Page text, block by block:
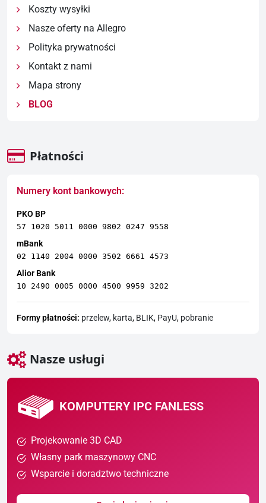
Koszty wysyłki
Nasze oferty na Allegro
Polityka prywatności
Kontakt z nami
Mapa strony
BLOG
Płatności
Numery kont bankowych:
PKO BP
57 1020 5011 0000 9802 0247 9558
mBank
02 1140 2004 0000 3502 6661 4573
Alior Bank
10 2490 0005 0000 4500 9959 3202
Formy płatności: przelew, karta, BLIK, PayU, pobranie
Nasze usługi
KOMPUTERY IPC FANLESS
Projekowanie 3D CAD
Własny park maszynowy CNC
Wsparcie i doradztwo techniczne